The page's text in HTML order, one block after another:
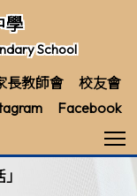
學
School
長教師會
校友會
Facebook